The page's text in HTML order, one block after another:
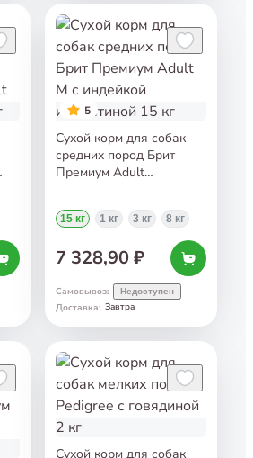
5
Сухой корм для собак
средних пород Брит
Премиум Adult
и телятиной 15 кг
15 кг 1 кг 3 кг 8 кг
7 328,90 ₽
Самовывоз: Недоступен
Доставка: Завтра
Сухой корм для собак